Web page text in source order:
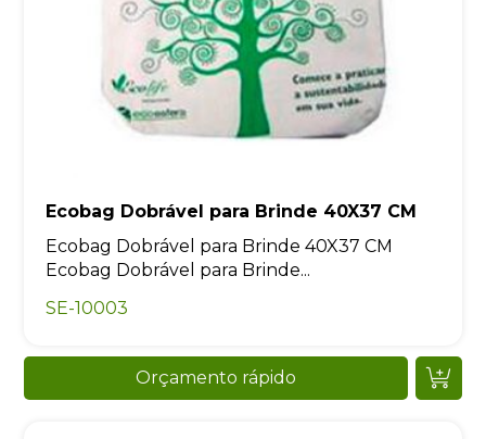
Ecobag Dobrável para Brinde 40X37 CM
Ecobag Dobrável para Brinde 40X37 CM
Ecobag Dobrável para Brinde...
SE-10003
Orçamento rápido